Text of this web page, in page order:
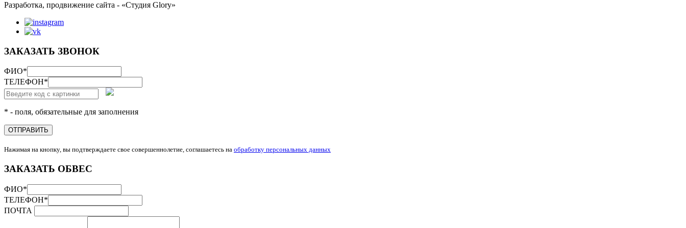
Разработка, продвижение сайта - «Студия Glory»
ЗАКАЗАТЬ ЗВОНОК
ФИО*
ТЕЛЕФОН*
* - поля, обязательные для заполнения
ОТПРАВИТЬ
Нажимая на кнопку, вы подтверждаете свое совершеннолетие, соглашаетесь на обработку персональных данных
ЗАКАЗАТЬ ОБВЕС
ФИО*
ТЕЛЕФОН*
ПОЧТА